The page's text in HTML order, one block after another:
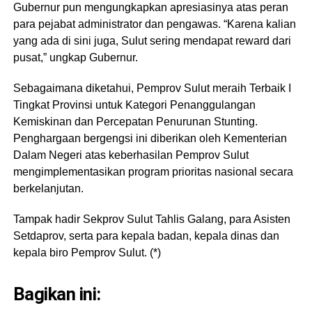
Gubernur pun mengungkapkan apresiasinya atas peran
para pejabat administrator dan pengawas. “Karena kalian
yang ada di sini juga, Sulut sering mendapat reward dari
pusat,” ungkap Gubernur.
Sebagaimana diketahui, Pemprov Sulut meraih Terbaik I
Tingkat Provinsi untuk Kategori Penanggulangan
Kemiskinan dan Percepatan Penurunan Stunting.
Penghargaan bergengsi ini diberikan oleh Kementerian
Dalam Negeri atas keberhasilan Pemprov Sulut
mengimplementasikan program prioritas nasional secara
berkelanjutan.
Tampak hadir Sekprov Sulut Tahlis Galang, para Asisten
Setdaprov, serta para kepala badan, kepala dinas dan
kepala biro Pemprov Sulut. (*)
Bagikan ini: